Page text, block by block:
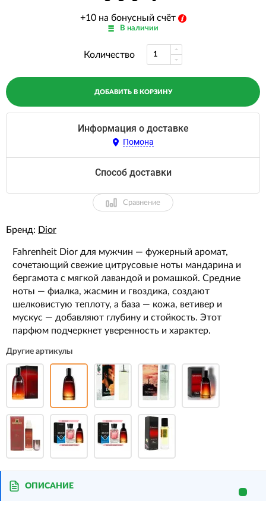
+10 на бонусный счёт
В наличии
Количество
ДОБАВИТЬ В КОРЗИНУ
Информация о доставке
Помона
Способ доставки
Сравнение
Бренд: Dior
Fahrenheit Dior для мужчин — фужерный аромат,
сочетающий свежие цитрусовые ноты мандарина и
бергамота с мягкой лавандой и ромашкой. Средние
ноты — фиалка, жасмин и гвоздика, создают
шелковистую теплоту, а база — кожа, ветивер и
мускус — добавляют глубину и стойкость. Этот
парфюм подчеркнет уверенность и характер.
Другие артикулы
ОПИСАНИЕ